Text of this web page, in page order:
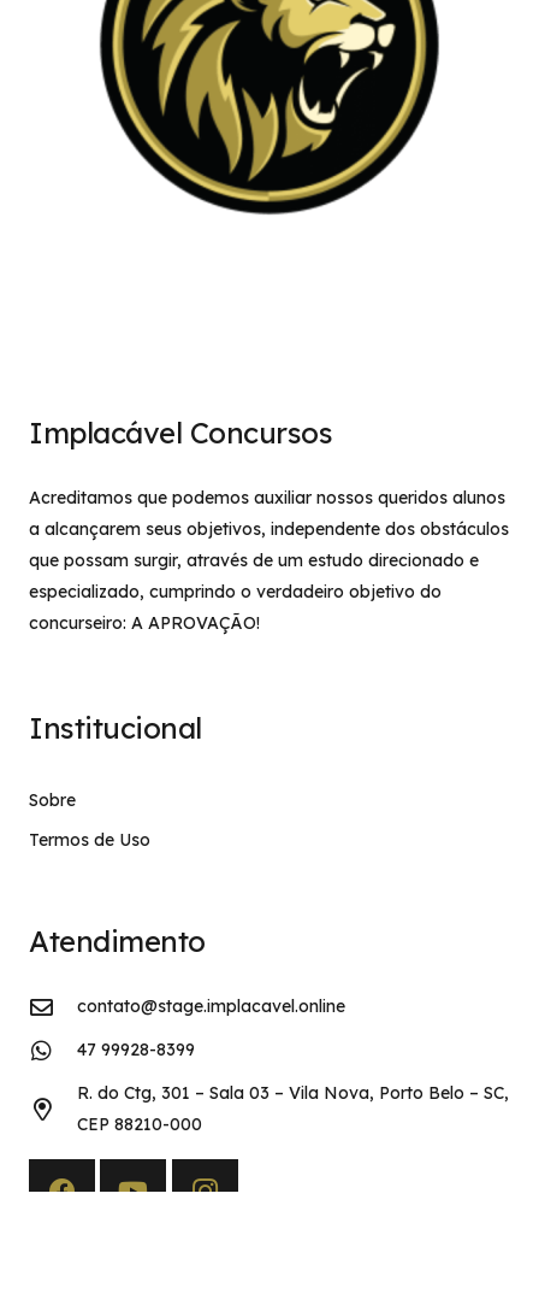
Implacável Concursos
Acreditamos que podemos auxiliar nossos queridos alunos
a alcançarem seus objetivos, independente dos obstáculos
que possam surgir, através de um estudo direcionado e
especializado, cumprindo o verdadeiro objetivo do
concurseiro: A APROVAÇÃO!
Institucional
Sobre
Termos de Uso
Atendimento
contato@stage.implacavel.online
47 99928-8399
R. do Ctg, 301 – Sala 03 – Vila Nova, Porto Belo – SC,
CEP 88210-000